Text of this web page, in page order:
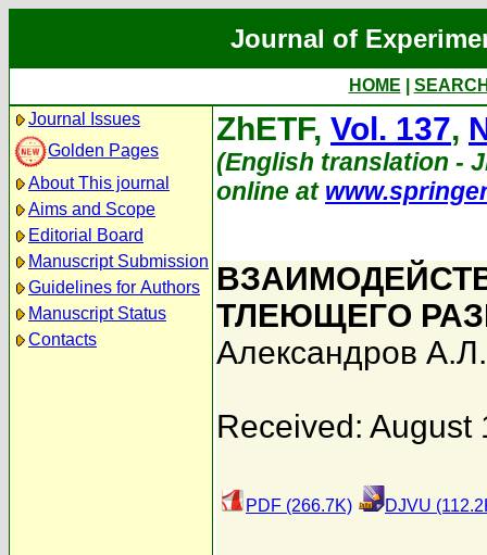
Journal of
HOME
Journal Issues
Golden Pages
About This journal
Aims and Scope
Editorial Board
Manuscript Submission
Guidelines for Authors
Manuscript Status
Contacts
ZhETF, Vol. 137,
(English translation -
online at
ТЛЕЮЩЕГО
Александров А.Л.
Received: August
PDF (266.7K) DJVU